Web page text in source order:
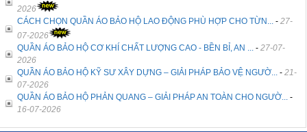
2026
CÁCH CHỌN QUẦN ÁO BẢO HỘ LAO ĐỘNG PHÙ HỢP CHO TỪN...
- 27-
07-2026
QUẦN ÁO BẢO HỘ CƠ KHÍ CHẤT LƯỢNG CAO - BỀN BỈ, AN ...
- 27-07-
2026
QUẦN ÁO BẢO HỘ KỸ SƯ XÂY DỰNG – GIẢI PHÁP BẢO VỆ NGƯỜ...
- 21-
07-2026
QUẦN ÁO BẢO HỘ PHẢN QUANG – GIẢI PHÁP AN TOÀN CHO NGƯỜ...
-
16-07-2026